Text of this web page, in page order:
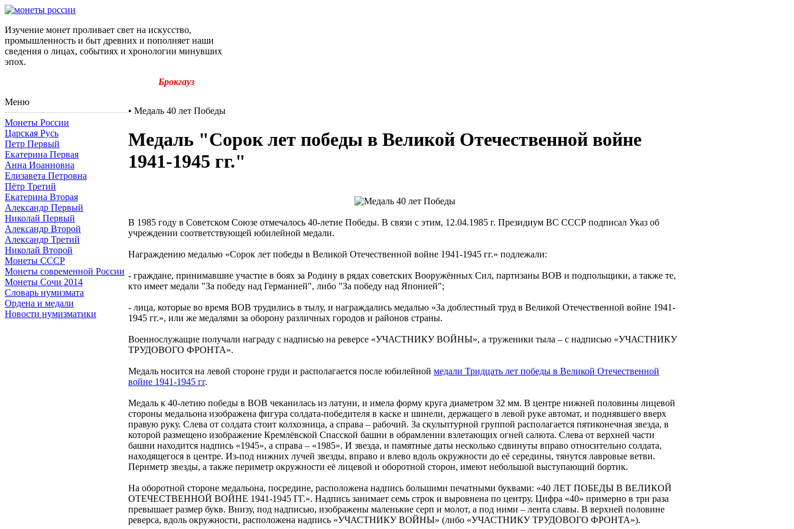
Изучение монет проливает свет на искусство,
промышленность и быт древних и пополняет наши
сведения о лицах, событиях и хронологии минувших
эпох.
Брокгауз
Меню
Монеты России
Царская Русь
Петр Первый
Екатерина Первая
Анна Иоанновна
Елизавета Петровна
Пётр Третий
Екатерина Вторая
Александр Первый
Николай Первый
Александр Второй
Александр Третий
Николай Второй
Монеты СССР
Монеты современной России
Монеты Сочи 2014
Словарь нумизмата
Ордена и медали
Новости нумизматики
• Медаль 40 лет Победы
Медаль "Сорок лет победы в Великой Отечественной войне
1941-1945 гг."
В 1985 году в Советском Союзе отмечалось 40-летие Победы. В связи с этим, 12.04.1985 г. Президиум ВС СССР подписал Указ об
учреждении соответствующей юбилейной медали.
Награждению медалью «Сорок лет победы в Великой Отечественной войне 1941-1945 гг.» подлежали:
- граждане, принимавшие участие в боях за Родину в рядах советских Вооружённых Сил, партизаны ВОВ и подпольщики, а также те,
кто имеет медали "За победу над Германией", либо "За победу над Японией";
- лица, которые во время ВОВ трудились в тылу, и награждались медалью «За доблестный труд в Великой Отечественной войне 1941-
1945 гг.», или же медалями за оборону различных городов и районов страны.
Военнослужащие получали награду с надписью на реверсе «УЧАСТНИКУ ВОЙНЫ», а труженики тыла – с надписью «УЧАСТНИКУ
ТРУДОВОГО ФРОНТА».
Медаль носится на левой стороне груди и располагается после юбилейной медали Тридцать лет победы в Великой Отечественной
войне 1941-1945 гг.
Медаль к 40-летию победы в ВОВ чеканилась из латуни, и имела форму круга диаметром 32 мм. В центре нижней половины лицевой
стороны медальона изображена фигура солдата-победителя в каске и шинели, держащего в левой руке автомат, и поднявшего вверх
правую руку. Слева от солдата стоит колхозница, а справа – рабочий. За скульптурной группой располагается пятиконечная звезда, в
которой размещено изображение Кремлёвской Спасской башни в обрамлении взлетающих огней салюта. Слева от верхней части
башни находится надпись «1945», а справа – «1985». И звезда, и памятные даты несколько сдвинуты вправо относительно солдата,
находящегося в центре. Из-под нижних лучей звезды, вправо и влево вдоль окружности до её середины, тянутся лавровые ветви.
Периметр звезды, а также периметр окружности её лицевой и оборотной сторон, имеют небольшой выступающий бортик.
На оборотной стороне медальона, посредине, расположена надпись большими печатными буквами: «40 ЛЕТ ПОБЕДЫ В ВЕЛИКОЙ
ОТЕЧЕСТВЕННОЙ ВОЙНЕ 1941-1945 ГГ.». Надпись занимает семь строк и выровнена по центру. Цифра «40» примерно в три раза
превышает размер букв. Внизу, под надписью, изображены маленькие серп и молот, а под ними – лента славы. В верхней половине
реверса, вдоль окружности, расположена надпись «УЧАСТНИКУ ВОЙНЫ» (либо «УЧАСТНИКУ ТРУДОВОГО ФРОНТА»).